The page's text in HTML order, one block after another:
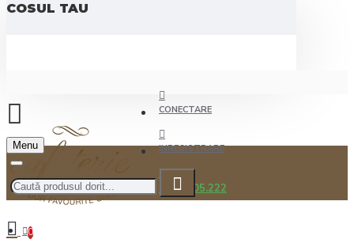
COSUL TAU
CONECTARE
INREGISTRARE
0722.505.222
Menu
0